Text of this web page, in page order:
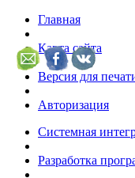
Главная
Карта сайта
Версия для
Авторизация
Системная
Разработка